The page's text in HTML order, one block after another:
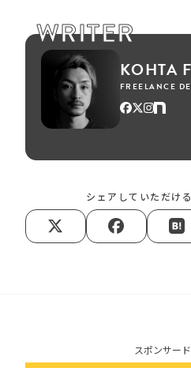
WRITER
KOHTA
FREELANCE
シェアしていただけ
スポンサー